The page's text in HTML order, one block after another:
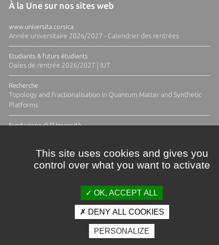
À la Une sur nos sites web
www.universita.corsica
Année universitaire 2026/2027 - Calendrier des rentrées
Etudiants & futurs étudiants
Dates de rentrée 2026/2027 | IUT
Recherche
Topology and Fractionalisation in Quantum Matter and Synthetic
Platforms
Fundazione di l'Università
Crédits et mentions légales
Espace presse
Photothèque
This site uses cookies and gives you
control over what you want to activate
OK, ACCEPT ALL
DENY ALL COOKIES
PERSONALIZE